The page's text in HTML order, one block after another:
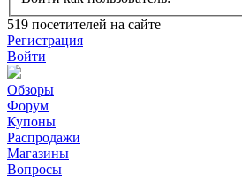
519 посетителей на сайте
Регистрация
Войти
Обзоры
Форум
Купоны
Распродажи
Магазины
Вопросы